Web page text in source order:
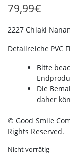
79,99€
2227 Chiaki
Detailreiche PVC
Bitte
Die
daher
© Good Smile
Rights Reserved.
Nicht vorrätig